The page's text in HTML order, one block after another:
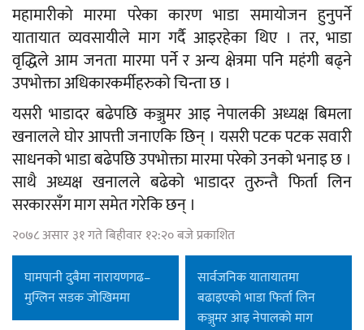
महामारीको मारमा परेका कारण भाडा समायोजन हुनुपर्ने
यातायात व्यवसायीले माग गर्दै आइरहेका थिए । तर, भाडा
वृद्धिले आम जनता मारमा पर्ने र अन्य क्षेत्रमा पनि महंगी बढ्ने
उपभोक्ता अधिकारकर्मीहरुको चिन्ता छ ।
यसरी भाडादर बढेपछि कञ्जुमर आइ नेपालकी अध्यक्ष बिमला
खनालले घोर आपत्ती जनाएकि छिन् । यसरी पटक पटक सवारी
साधनको भाडा बढेपछि उपभोक्ता मारमा परेको उनको भनाइ छ ।
साथै अध्यक्ष खनालले बढेको भाडादर तुरुन्तै फिर्ता लिन
सरकारसँग माग समेत गरेकि छन् ।
२०७८ असार ३१ गते बिहीवार १२:२० बजे प्रकाशित
घामपानी दुबैमा नारायणगढ–
मुग्लिन सडक जोखिममा
सार्वजनिक यातायातमा
बढाइएको भाडा फिर्ता लिन
कञ्जुमर आइ नेपालको माग